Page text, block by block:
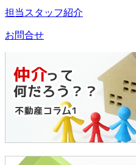
担当スタッフ紹介
お問合せ